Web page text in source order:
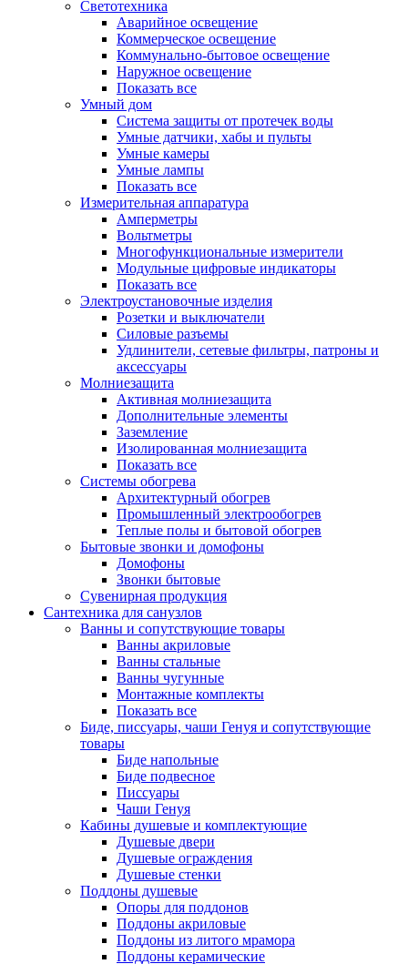
Светотехника
Аварийное освещение
Коммерческое освещение
Коммунально-бытовое освещение
Наружное освещение
Показать все
Умный дом
Система защиты от протечек воды
Умные датчики, хабы и пульты
Умные камеры
Умные лампы
Показать все
Измерительная аппаратура
Амперметры
Вольтметры
Многофункциональные измерители
Модульные цифровые индикаторы
Показать все
Электроустановочные изделия
Розетки и выключатели
Силовые разъемы
Удлинители, сетевые фильтры, патроны и
аксессуары
Молниезащита
Активная молниезащита
Дополнительные элементы
Заземление
Изолированная молниезащита
Показать все
Системы обогрева
Архитектурный обогрев
Промышленный электрообогрев
Теплые полы и бытовой обогрев
Бытовые звонки и домофоны
Домофоны
Звонки бытовые
Сувенирная продукция
Сантехника для санузлов
Ванны и сопутствующие товары
Ванны акриловые
Ванны стальные
Ванны чугунные
Монтажные комплекты
Показать все
Биде, писсуары, чаши Генуя и сопутствующие
товары
Биде напольные
Биде подвесное
Писсуары
Чаши Генуя
Кабины душевые и комплектующие
Душевые двери
Душевые ограждения
Душевые стенки
Поддоны душевые
Опоры для поддонов
Поддоны акриловые
Поддоны из литого мрамора
Поддоны керамические